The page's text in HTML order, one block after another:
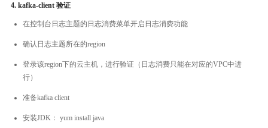
4. kafka-client 验证
在控制台日志主题的日志消费菜单开启日志消费功能
确认日志主题所在的region
登录该region下的云主机，进行验证（日志消费只能在对应的VPC中进
行）
准备kafka client
安装JDK： yum install java